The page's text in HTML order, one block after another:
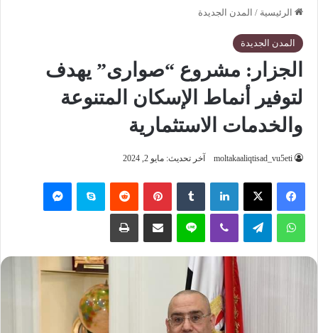
الرئيسية / المدن الجديدة
المدن الجديدة
الجزار: مشروع “صوارى” يهدف
لتوفير أنماط الإسكان المتنوعة
والخدمات الاستثمارية
moltakaaliqtisad_vu5eti آخر تحديث: مايو 2, 2024
فيسبوك ‫X لينكدإن بينتيريست سكايب
واتساب تيلقرام لاين